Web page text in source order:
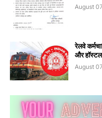
August
रेलवे
और
August